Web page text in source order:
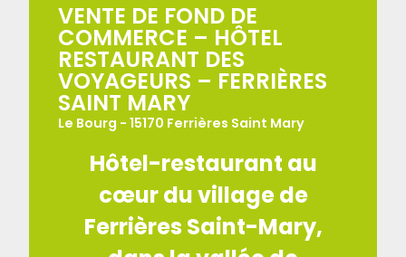
VENTE DE FOND DE
COMMERCE – HÔTEL
RESTAURANT DES
VOYAGEURS – FERRIÈRES
SAINT MARY
Le Bourg - 15170 Ferrières Saint Mary
Hôtel-restaurant au
cœur du village de
Ferrières Saint-Mary,